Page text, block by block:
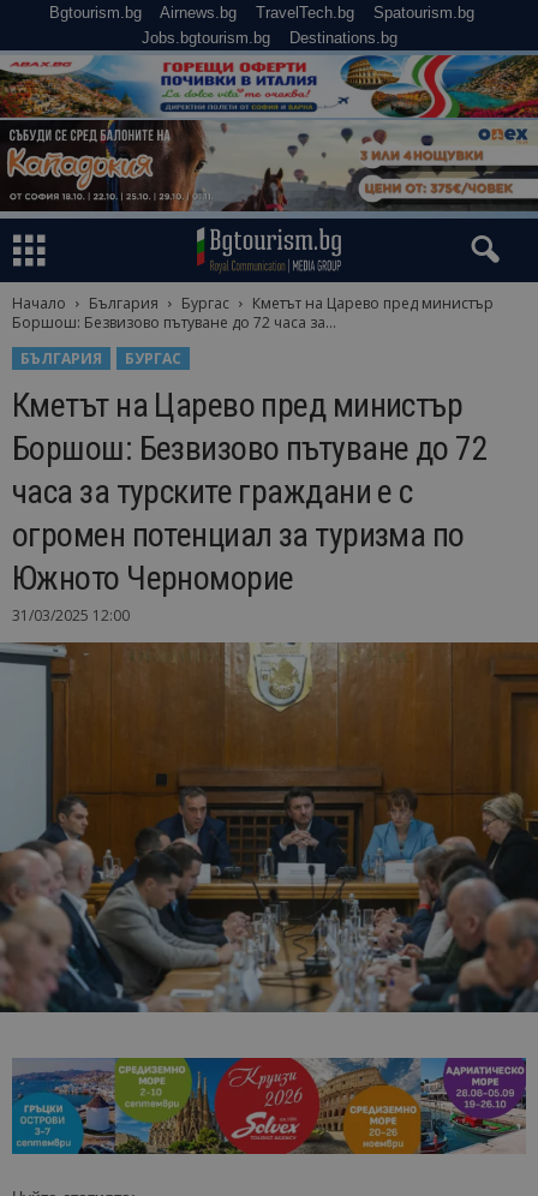
Bgtourism.bg Airnews.bg TravelTech.bg
Spatourism.bg
Jobs.bgtourism.bg
Destinations.bg
Начало България Бургас
Кметът на Царево пред министър
Боршош: Безвизово пътуване до 72 часа за...
БЪЛГАРИЯ
БУРГАС
Кметът на Царево пред министър
Боршош: Безвизово пътуване до 72
часа за турските граждани е с
огромен потенциал за туризма по
Южното Черноморие
31/03/2025 12:00